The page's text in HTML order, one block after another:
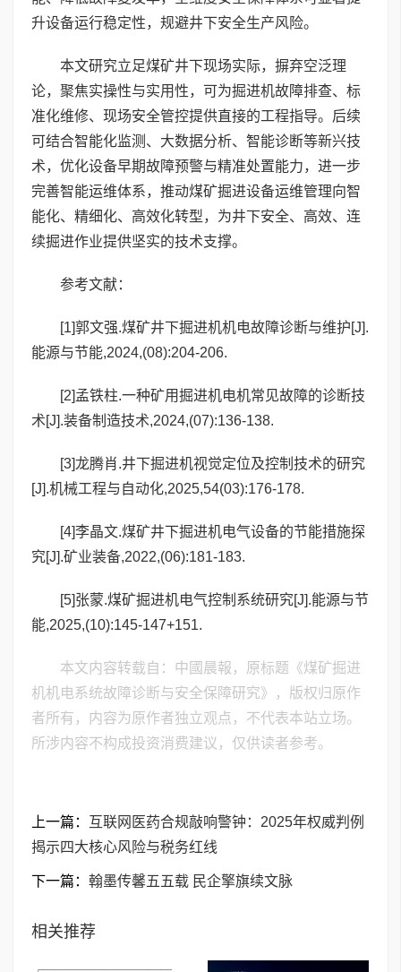
升设备运行稳定性，规避井下安全生产风险。
本文研究立足煤矿井下现场实际，摒弃空泛理
论，聚焦实操性与实用性，可为掘进机故障排查、标
准化维修、现场安全管控提供直接的工程指导。后续
可结合智能化监测、大数据分析、智能诊断等新兴技
术，优化设备早期故障预警与精准处置能力，进一步
完善智能运维体系，推动煤矿掘进设备运维管理向智
能化、精细化、高效化转型，为井下安全、高效、连
续掘进作业提供坚实的技术支撑。
参考文献：
[1]郭文强.煤矿井下掘进机机电故障诊断与维护[J].
能源与节能,2024,(08):204-206.
[2]孟铁柱.一种矿用掘进机电机常见故障的诊断技
术[J].装备制造技术,2024,(07):136-138.
[3]龙腾肖.井下掘进机视觉定位及控制技术的研究
[J].机械工程与自动化,2025,54(03):176-178.
[4]李晶文.煤矿井下掘进机电气设备的节能措施探
究[J].矿业装备,2022,(06):181-183.
[5]张蒙.煤矿掘进机电气控制系统研究[J].能源与节
能,2025,(10):145-147+151.
本文内容转载自：中國晨報，原标题《煤矿掘进
机机电系统故障诊断与安全保障研究》，版权归原作
者所有，内容为原作者独立观点，不代表本站立场。
所涉内容不构成投资消费建议，仅供读者参考。
上一篇：
互联网医药合规敲响警钟：2025年权威判例
揭示四大核心风险与税务红线
下一篇： 翰墨传馨五五载 民企擎旗续文脉
相关推荐